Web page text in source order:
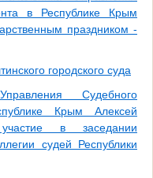
в Республике Крым
праздником -
городского суда
Судебного
Крым Алексей
в заседании
судей Республики